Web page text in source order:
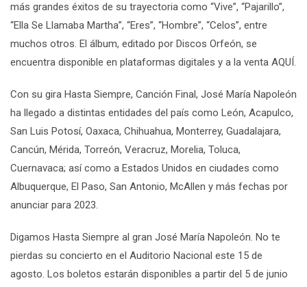
más grandes éxitos de su trayectoria como “Vive”, “Pajarillo”,
“Ella Se Llamaba Martha”, “Eres”, “Hombre”, “Celos”, entre
muchos otros. El álbum, editado por Discos Orfeón, se
encuentra disponible en plataformas digitales y a la venta AQUÍ.
Con su gira Hasta Siempre, Canción Final, José María Napoleón
ha llegado a distintas entidades del país como León, Acapulco,
San Luis Potosí, Oaxaca, Chihuahua, Monterrey, Guadalajara,
Cancún, Mérida, Torreón, Veracruz, Morelia, Toluca,
Cuernavaca; así como a Estados Unidos en ciudades como
Albuquerque, El Paso, San Antonio, McAllen y más fechas por
anunciar para 2023.
Digamos Hasta Siempre al gran José María Napoleón. No te
pierdas su concierto en el Auditorio Nacional este 15 de
agosto. Los boletos estarán disponibles a partir del 5 de junio